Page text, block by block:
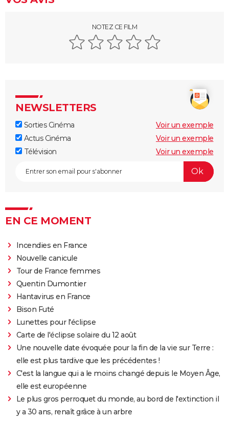
NOTEZ CE FILM
NEWSLETTERS
Sorties Cinéma
Voir un exemple
Actus Cinéma
Voir un exemple
Télévision
Voir un exemple
EN CE MOMENT
Incendies en France
Nouvelle canicule
Tour de France femmes
Quentin Dumontier
Hantavirus en France
Bison Futé
Lunettes pour l'éclipse
Carte de l'éclipse solaire du 12 août
Une nouvelle date évoquée pour la fin de la vie sur Terre :
elle est plus tardive que les précédentes !
C'est la langue qui a le moins changé depuis le Moyen Âge,
elle est européenne
Le plus gros perroquet du monde, au bord de l'extinction il
y a 30 ans, renaît grâce à un arbre